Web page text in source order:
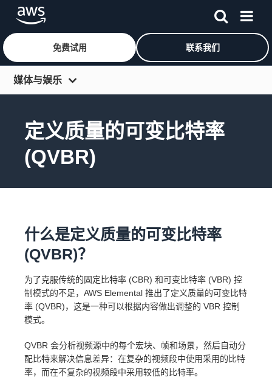
跳至主要内容
免费试用 联系我们
媒体与娱乐
解决方案领域
生成式人工智能
合作伙伴
资源
定义质量的可变比特率
(QVBR)
什么是定义质量的可变比特率
(QVBR)？
为了克服传统的固定比特率 (CBR) 和可变比特率 (VBR) 控
制模式的不足，AWS Elemental 推出了定义质量的可变比特
率 (QVBR)，这是一种可以根据内容做出调整的 VBR 控制
模式。
QVBR 会分析视频源中的每个宏块、帧和场景，然后自动分
配比特来解决信息差异：在复杂的视频段中使用采用的比特
率，而在不复杂的视频段中采用较低的比特率。